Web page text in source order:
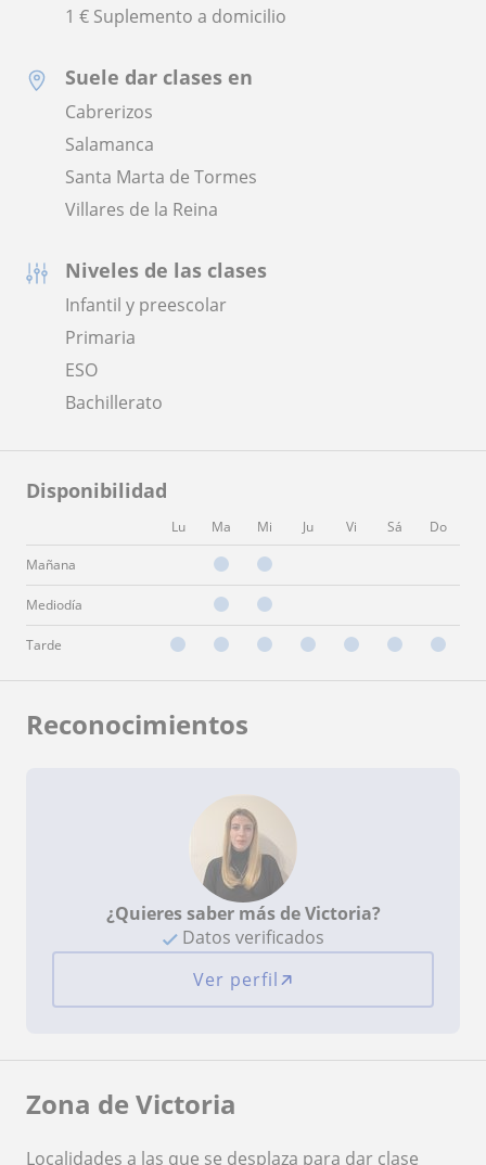
1 € Suplemento a domicilio
Suele dar clases en
Cabrerizos
Salamanca
Santa Marta de Tormes
Villares de la Reina
Niveles de las clases
Infantil y preescolar
Primaria
ESO
Bachillerato
Disponibilidad
Lu Ma Mi Ju Vi Sá Do
Mañana
Mediodía
Tarde
Reconocimientos
¿Quieres saber más de Victoria?
Datos verificados
Ver perfil
Zona de Victoria
Localidades a las que se desplaza para dar clase